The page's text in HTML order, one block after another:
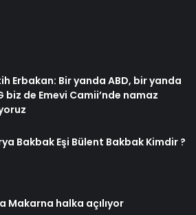
Erbakan: Bir yanda ABD, bir yanda
biz de Emevi Camii’nde namaz
Bakbak Eşi Bülent Bakbak Kimdir ?
Makarna halka açılıyor